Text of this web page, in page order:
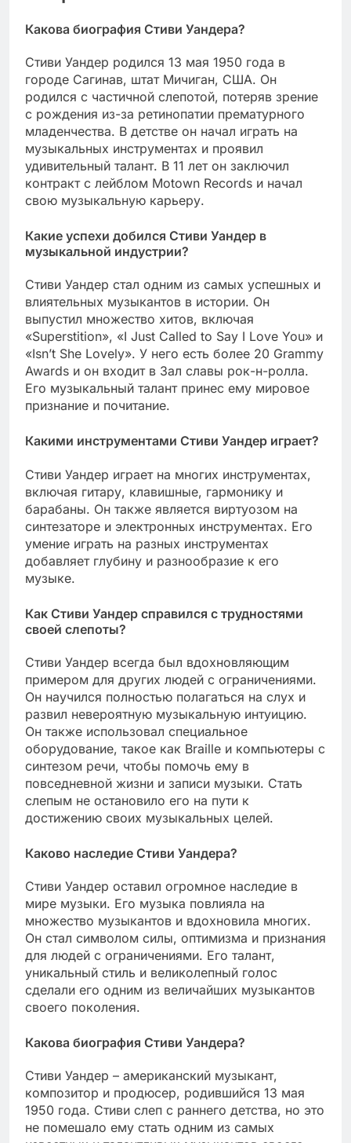
Какова биография Стиви Уандера?
Стиви Уандер родился 13 мая 1950 года в
городе Сагинав, штат Мичиган, США. Он
родился с частичной слепотой, потеряв зрение
с рождения из-за ретинопатии прематурного
младенчества. В детстве он начал играть на
музыкальных инструментах и проявил
удивительный талант. В 11 лет он заключил
контракт с лейблом Motown Records и начал
свою музыкальную карьеру.
Какие успехи добился Стиви Уандер в
музыкальной индустрии?
Стиви Уандер стал одним из самых успешных и
влиятельных музыкантов в истории. Он
выпустил множество хитов, включая
«Superstition», «I Just Called to Say I Love You» и
«Isn’t She Lovely». У него есть более 20 Grammy
Awards и он входит в Зал славы рок-н-ролла.
Его музыкальный талант принес ему мировое
признание и почитание.
Какими инструментами Стиви Уандер играет?
Стиви Уандер играет на многих инструментах,
включая гитару, клавишные, гармонику и
барабаны. Он также является виртуозом на
синтезаторе и электронных инструментах. Его
умение играть на разных инструментах
добавляет глубину и разнообразие к его
музыке.
Как Стиви Уандер справился с трудностями
своей слепоты?
Стиви Уандер всегда был вдохновляющим
примером для других людей с ограничениями.
Он научился полностью полагаться на слух и
развил невероятную музыкальную интуицию.
Он также использовал специальное
оборудование, такое как Braille и компьютеры с
синтезом речи, чтобы помочь ему в
повседневной жизни и записи музыки. Стать
слепым не остановило его на пути к
достижению своих музыкальных целей.
Каково наследие Стиви Уандера?
Стиви Уандер оставил огромное наследие в
мире музыки. Его музыка повлияла на
множество музыкантов и вдохновила многих.
Он стал символом силы, оптимизма и признания
для людей с ограничениями. Его талант,
уникальный стиль и великолепный голос
сделали его одним из величайших музыкантов
своего поколения.
Какова биография Стиви Уандера?
Стиви Уандер – американский музыкант,
композитор и продюсер, родившийся 13 мая
1950 года. Стиви слеп с раннего детства, но это
не помешало ему стать одним из самых